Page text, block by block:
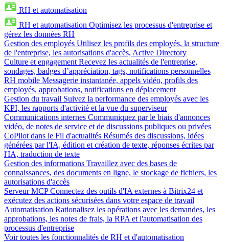
RH et automatisation
RH et automatisation Optimisez les processus d'entreprise et
gérez les données RH
Gestion des employés Utilisez les profils des employés, la structure
de l'entreprise, les autorisations d'accès, Active Directory
Culture et engagement Recevez les actualités de l'entreprise,
sondages, badges d’appréciation, tags, notifications personnelles
RH mobile Messagerie instantanée, appels vidéo, profils des
employés, approbations, notifications en déplacement
Gestion du travail Suivez la performance des employés avec les
KPI, les rapports d'activité et la vue du superviseur
Communications internes Communiquez par le biais d'annonces
vidéo, de notes de service et de discussions publiques ou privées
CoPilot dans le Fil d'actualités Résumés des discussions, idées
générées par l'IA, édition et création de texte, réponses écrites par
l'IA, traduction de texte
Gestion des informations Travaillez avec des bases de
connaissances, des documents en ligne, le stockage de fichiers, les
autorisations d'accès
Serveur MCP Connectez des outils d'IA externes à Bitrix24 et
exécutez des actions sécurisées dans votre espace de travail
Automatisation Rationalisez les opérations avec les demandes, les
approbations, les notes de frais, la RPA et l'automatisation des
processus d'entreprise
Voir toutes les fonctionnalités de RH et d'automatisation